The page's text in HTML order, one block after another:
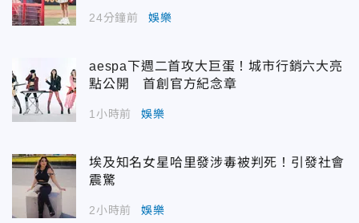
24分鐘前 娛樂
aespa下週二首攻大巨蛋！城市行銷六大亮
點公開 首創官方紀念章
1小時前 娛樂
埃及知名女星哈里發涉毒被判死！引發社會
震驚
2小時前 娛樂